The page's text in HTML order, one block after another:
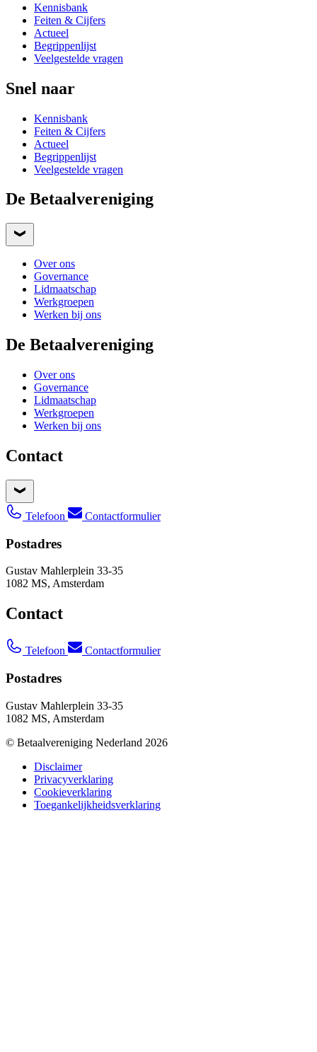
Kennisbank
Feiten & Cijfers
Actueel
Begrippenlijst
Veelgestelde vragen
Snel naar
Kennisbank
Feiten & Cijfers
Actueel
Begrippenlijst
Veelgestelde vragen
De Betaalvereniging
Over ons
Governance
Lidmaatschap
Werkgroepen
Werken bij ons
De Betaalvereniging
Over ons
Governance
Lidmaatschap
Werkgroepen
Werken bij ons
Contact
Telefoon Contactformulier
Postadres
Gustav Mahlerplein 33-35
1082 MS, Amsterdam
Contact
Telefoon Contactformulier
Postadres
Gustav Mahlerplein 33-35
1082 MS, Amsterdam
© Betaalvereniging Nederland 2026
Disclaimer
Privacyverklaring
Cookieverklaring
Toegankelijkheidsverklaring